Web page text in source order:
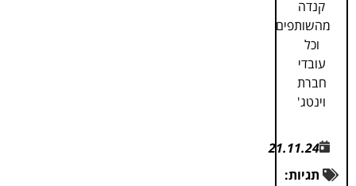
קנדה
מהשותפים
וכל
עובדי
חברת
וינטג'
21.11.24
תגיות: